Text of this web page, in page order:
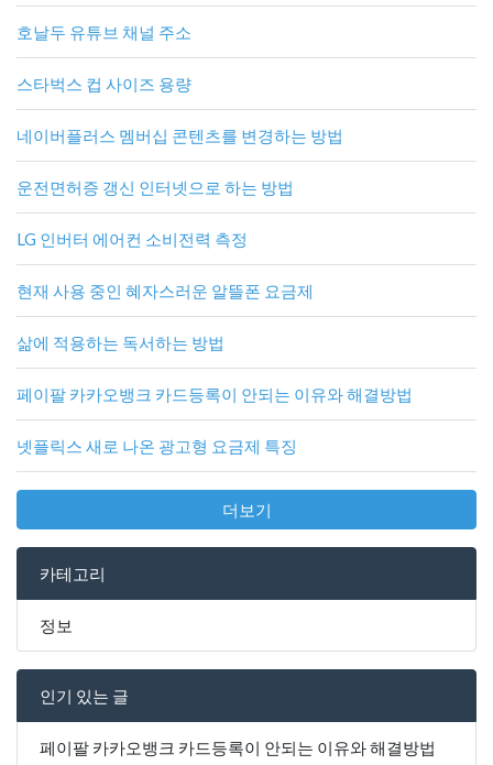
호날두 유튜브 채널 주소
스타벅스 컵 사이즈 용량
네이버플러스 멤버십 콘텐츠를 변경하는 방법
운전면허증 갱신 인터넷으로 하는 방법
LG 인버터 에어컨 소비전력 측정
현재 사용 중인 혜자스러운 알뜰폰 요금제
삶에 적용하는 독서하는 방법
페이팔 카카오뱅크 카드등록이 안되는 이유와 해결방법
넷플릭스 새로 나온 광고형 요금제 특징
더보기
카테고리
정보
인기 있는 글
페이팔 카카오뱅크 카드등록이 안되는 이유와 해결방법